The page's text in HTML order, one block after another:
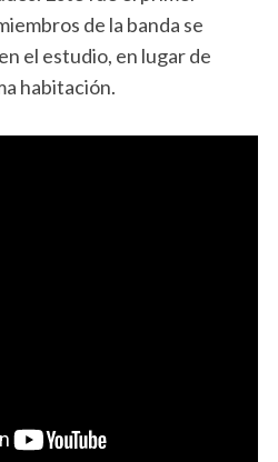
de la banda se
el estudio, en lugar de
habitación.